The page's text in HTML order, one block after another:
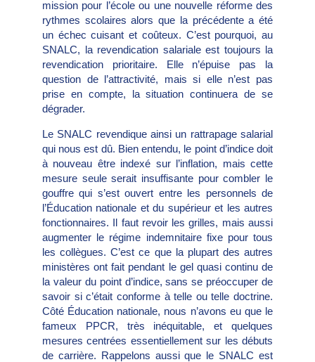
mission pour l’école ou une nouvelle réforme des
rythmes scolaires alors que la précédente a été
un échec cuisant et coûteux. C’est pourquoi, au
SNALC, la revendication salariale est toujours la
revendication prioritaire. Elle n’épuise pas la
question de l’attractivité, mais si elle n’est pas
prise en compte, la situation continuera de se
dégrader.
Le SNALC revendique ainsi un rattrapage salarial
qui nous est dû. Bien entendu, le point d’indice doit
à nouveau être indexé sur l’inflation, mais cette
mesure seule serait insuffisante pour combler le
gouffre qui s’est ouvert entre les personnels de
l’Éducation nationale et du supérieur et les autres
fonctionnaires. Il faut revoir les grilles, mais aussi
augmenter le régime indemnitaire fixe pour tous
les collègues. C’est ce que la plupart des autres
ministères ont fait pendant le gel quasi continu de
la valeur du point d’indice, sans se préoccuper de
savoir si c’était conforme à telle ou telle doctrine.
Côté Éducation nationale, nous n’avons eu que le
fameux PPCR, très inéquitable, et quelques
mesures centrées essentiellement sur les débuts
de carrière. Rappelons aussi que le SNALC est